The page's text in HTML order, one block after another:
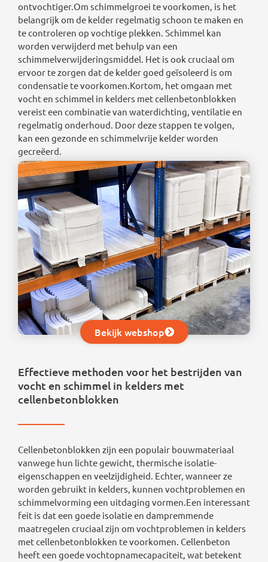
ontvochtiger.Om schimmelgroei te voorkomen, is het
belangrijk om de kelder regelmatig schoon te maken en
te controleren op vochtige plekken. Schimmel kan
worden verwijderd met behulp van een
schimmelverwijderingsmiddel. Het is ook cruciaal om
ervoor te zorgen dat de kelder goed geïsoleerd is om
condensatie te voorkomen.Kortom, het omgaan met
vocht en schimmel in kelders met cellenbetonblokken
vereist een combinatie van waterdichting, ventilatie en
regelmatig onderhoud. Door deze stappen te volgen,
kan een gezonde en schimmelvrije kelder worden
gecreëerd.
Bekijk webshop
Effectieve methoden voor het bestrijden van
vocht en schimmel in kelders met
cellenbetonblokken
Cellenbetonblokken zijn een populair bouwmateriaal
vanwege hun lichte gewicht, thermische isolatie-
eigenschappen en veelzijdigheid. Echter, wanneer ze
worden gebruikt in kelders, kunnen vochtproblemen en
schimmelvorming een uitdaging vormen.Een interessant
feit is dat een goede isolatie en dampremmende
maatregelen cruciaal zijn om vochtproblemen in kelders
met cellenbetonblokken te voorkomen. Cellenbeton
heeft een goede vochtopnamecapaciteit, wat betekent